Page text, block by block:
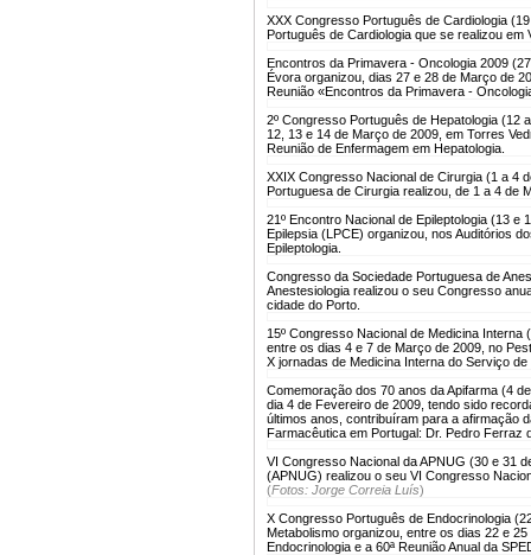
XXX Congresso Português de Cardiologia
Português de Cardiologia que se realizou em
Encontros da Primavera - Oncologia 2009
Évora organizou, dias 27 e 28 de Março de
Reunião «Encontros da Primavera -
2º Congresso Português de Hepatologia (12
12, 13 e 14 de Março de 2009, em Torres
Reunião de Enfermagem em Hepatologia.
XXIX Congresso Nacional de Cirurgia (1 a 4
Portuguesa de Cirurgia realizou, de 1 a 4 de
21º Encontro Nacional de Epileptologia (13 e
Epilepsia (LPCE) organizou, nos Auditórios
Epileptologia.
Congresso da Sociedade Portuguesa de
Anestesiologia realizou o seu Congresso
cidade do Porto.
15º Congresso Nacional de Medicina Interna
entre os dias 4 e 7 de Março de 2009, no
X jornadas de Medicina Interna do Serviço
Comemoração dos 70 anos da Apifarma (4
dia 4 de Fevereiro de 2009, tendo sido
últimos anos, contribuíram para a afirmação
Farmacêutica em Portugal: Dr. Pedro
VI Congresso Nacional da APNUG (30 e 31
(APNUG) realizou o seu VI Congresso
(Fotos: Jorge Correia Luís)
X Congresso Português de Endocrinologia
Metabolismo organizou, entre os dias 22 e
Endocrinologia e a 60ª Reunião Anual da